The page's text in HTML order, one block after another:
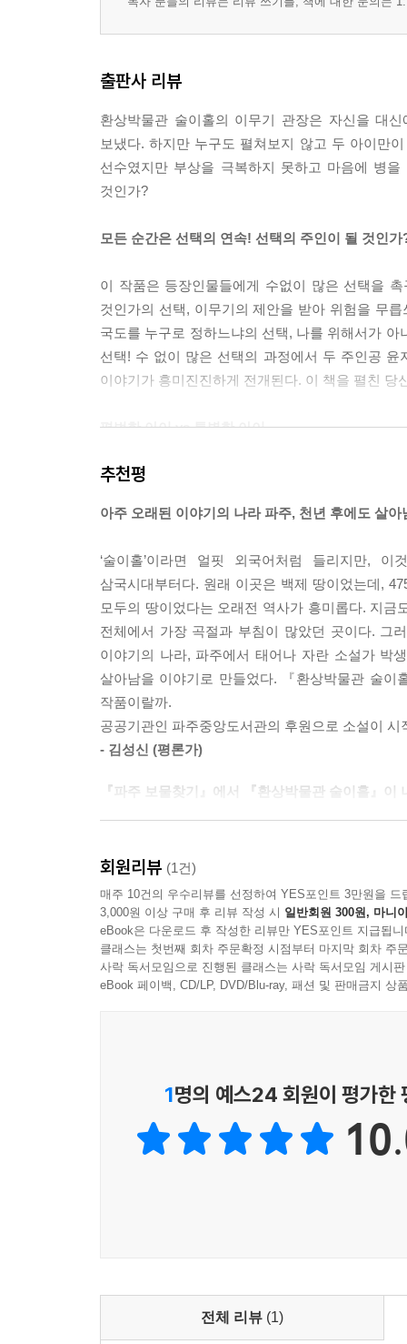
출판사 리뷰
환상박물관 술이홀의 이무기 관장은 자신을 대
보냈다. 하지만 누구도 펼쳐보지 않고 두 아이만
선수였지만 부상을 극복하지 못하고 마음에 병
것인가?
모든 순간은 선택의 연속! 선택의 주인이 될 것인가
이 작품은 등장인물들에게 수없이 많은 선택을
것인가의 선택, 이무기의 제안을 받아 위험을 무
국도를 누구로 정하느냐의 선택, 나를 위해서가
선택! 수 없이 많은 선택의 과정에서 두 주인공
이야기가 흥미진진하게 전개된다. 이 책을 펼친 당
평범한 아이 vs 특별한 아이
현실에서 장대높이뛰기 선수였던 특별한 재능을
거울처럼 뒤집힌다. 특별해 보였던 윤지가 스스
특별한 일만 한다면, 평범한 아이는 모든 일에 도전
성장은 아찔하게 떨어지고 다시 솟구쳐 오르는 과정
이 책에 깊이 빠져 든 당신은, 높이뛰기 선수 윤지
장면에서 그 아이들은 수차례 떨어지는 경험을
내렸고 수호가 배에서 떨어지고 독수리에서 떨
안전한 착지에 이른다. 성장은 이렇게 아찔하게
Made in Paju book! 이 책으로 당신은 천년 파주
그럼에도 모든 곳은 우리가 직접 찾아가 볼 수
전쟁이 펼쳐진 임진강 나루터까지! 이 책을
파주중앙도서관에서 차 한 잔을 하는 특별한 경
추천평
아주 오래된 이야기의 나라 파주, 천년 후에도 살아
‘술이홀’이라면 얼핏 외국어처럼 들리지만,
삼국시대부터다. 원래 이곳은 백제 땅이었는데,
모두의 땅이었다는 오래전 역사가 흥미롭다. 지
전체에서 가장 곡절과 부침이 많았던 곳이다. 그
이야기의 나라, 파주에서 태어나 자란 소설가 박
살아남을 이야기로 만들었다. 『환상박물관 술이
작품이랄까.
공공기관인 파주중앙도서관의 후원으로 소설이
- 김성신 (평론가)
『파주 보물찾기』에서 『환상박물관 술이홀』이
장소를 제출하면, 작가가 직접 찾아가 작가의 시
추억하는 장소를 적절히 안배하여 방문지를 선
그려내기도 하고, 골목길의 벽화에서 상상의 보
사라져 갈 금촌 골목길의 추억과 돌기와집에서
정감있게 그려주기도 하였다. 작가가 써 내려간
여기저기서 이 책을 구할 수 있는지 문의가 이어
말일에 도서관 홈페이지와 블로그, 페이스북과
『환상박물관 술이홀』은 술이홀이라는 제목
기반으로 파주에 대한 무한한 상상력을 자극하
『환상박물관 술이홀』은 박생강 작가 특유의
회원리뷰 (1건)
매주 10건의 우수리뷰를 선정하여 YES포인트 3만원을 드
3,000원 이상 구매 후 리뷰 작성 시 일반회원 300원, 마니
eBook은 다운로드 후 작성한 리뷰만 YES포인트 지급됩니
클래스는 첫번째 회차 주문확정 시점부터 마지막 회차 주
사락 독서모임으로 진행된 클래스는 사락 독서모임 게시
eBook 페이백, CD/LP, DVD/Blu-ray, 패션 및 판매금지 상
1명의 예스24 회원이 평가한
전체 리뷰 (1)